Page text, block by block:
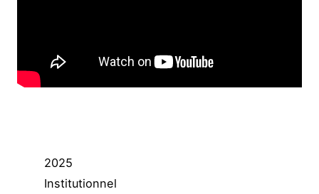
2025
Institutionnel